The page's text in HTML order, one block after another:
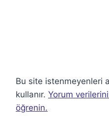
Bu site istenmeyenleri
kullanır. Yorum
öğrenin.